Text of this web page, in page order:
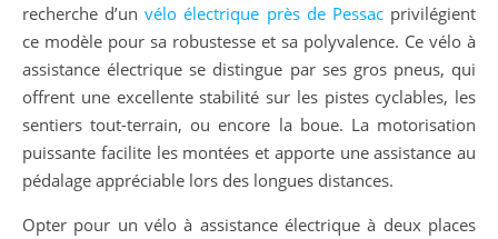
recherche d’unvélo électrique près de Pessacprivilégient
ce modèle pour sa robustesse et sa polyvalence. Ce vélo à
assistance électrique se distingue par ses gros pneus, qui
offrent une excellente stabilité sur les pistes cyclables, les
sentiers tout-terrain, ou encore la boue. La motorisation
puissante facilite les montées et apporte une assistance au
pédalage appréciable lors des longues distances.
Opter pour un vélo à assistance électrique à deux places